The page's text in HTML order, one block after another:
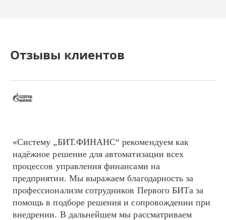
Отзывы клиентов
«Систему „БИТ.ФИНАНС“ рекомендуем как
надёжное решение для автоматизации всех
процессов управления финансами на
предприятии. Мы выражаем благодарность за
профессионализм сотрудников Первого БИТа за
помощь в подборе решения и сопровождении при
внедрении. В дальнейшем мы рассматриваем